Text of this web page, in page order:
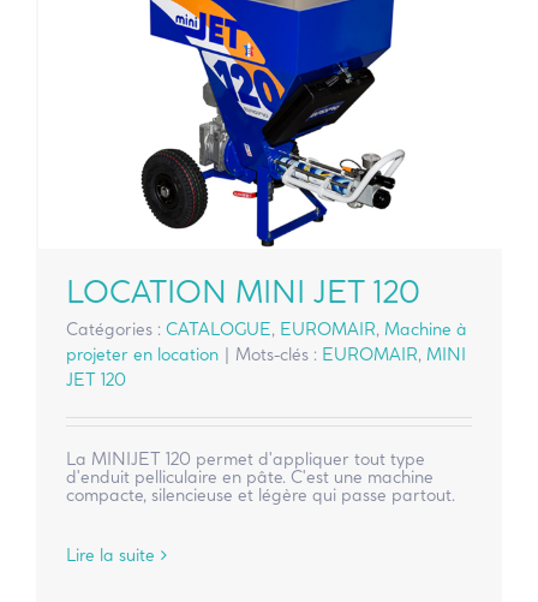
LOCATION MINI JET 120
Catégories : CATALOGUE, EUROMAIR, Machine à
projeter en location | Mots-clés : EUROMAIR, MINI
JET 120
La MINIJET 120 permet d'appliquer tout type
d'enduit pelliculaire en pâte. C'est une machine
compacte, silencieuse et légère qui passe partout.
Lire la suite